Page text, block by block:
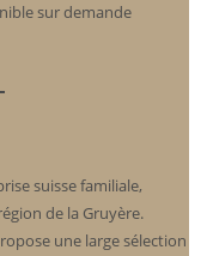
sur demande
suisse familiale,
de la Gruyère.
une large sélection